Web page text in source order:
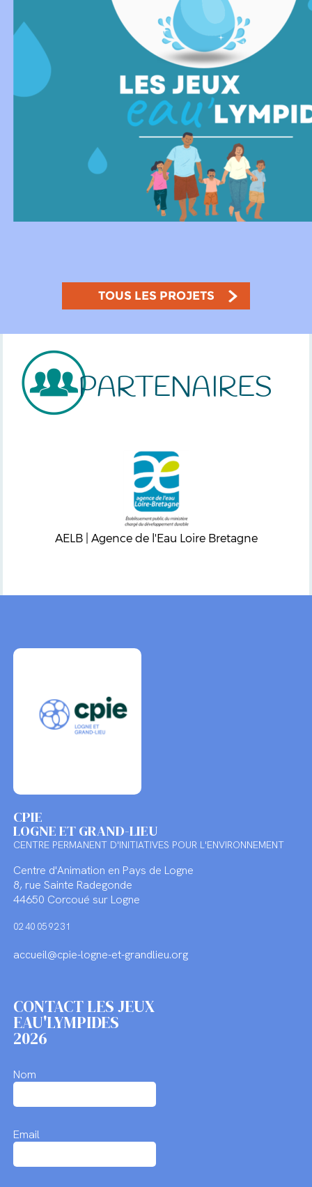
TOUS LES PROJETS
PARTENAIRES
AELB | Agence de l'Eau Loire Bretagne
CPIE
LOGNE ET GRAND-LIEU
CENTRE PERMANENT D'INITIATIVES POUR L'ENVIRONNEMENT
Centre d'Animation en Pays de Logne
8, rue Sainte Radegonde
44650 Corcoué sur Logne
02 40 05 92 31
accueil@cpie-logne-et-grandlieu.org
CONTACT LES JEUX
EAU'LYMPIDES
2026
Nom
Email